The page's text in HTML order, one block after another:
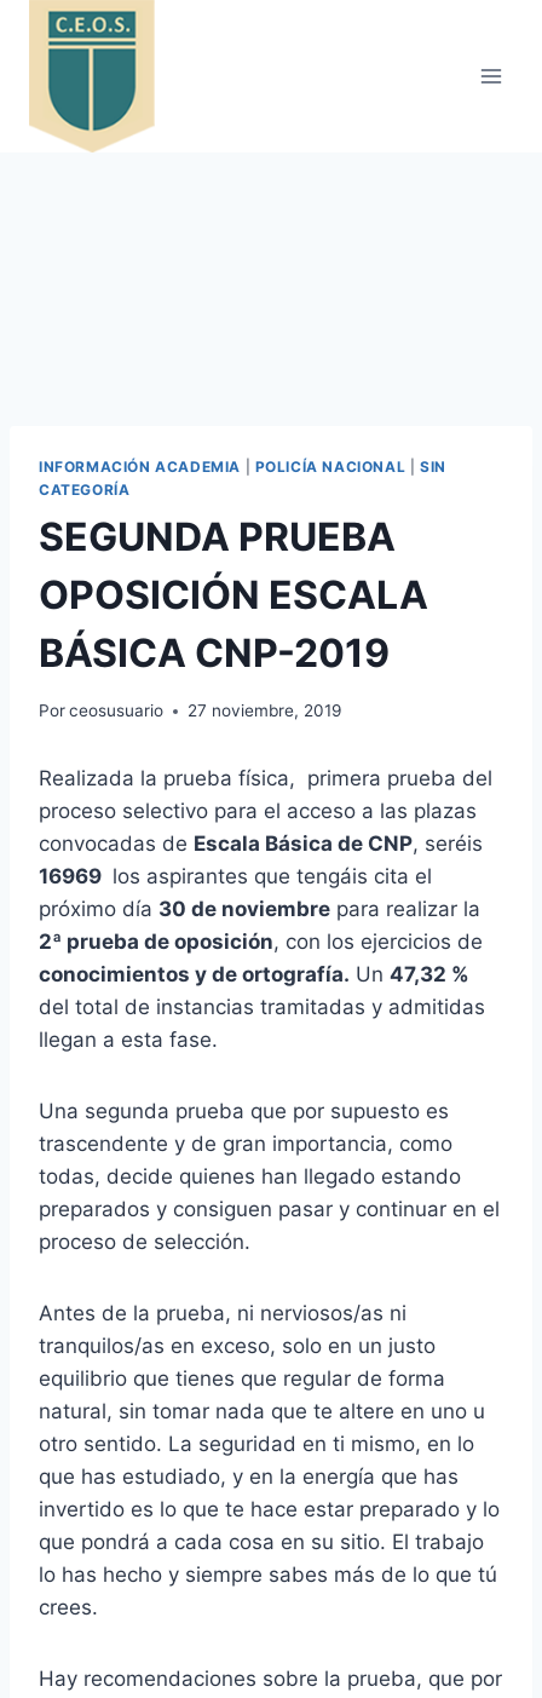
Saltar
INFORMACIÓN ACADEMIA POLICÍA NACIONAL |SIN
CATEGORÍA
SEGUNDA PRUEBA
OPOSICIÓN ESCALA
BÁSICA CNP-2019
Porceosusuario 27 noviembre, 2019
Realizada la prueba física, primera prueba del
proceso selectivo para el acceso a las plazas
convocadas de Escala Básica de CNP, seréis
16969 los aspirantes que tengáis cita el
próximo día 30 de noviembre para realizar la
2ª prueba de oposición, con los ejercicios de
conocimientos y de ortografía. Un 47,32 %
del total de instancias tramitadas y admitidas
llegan a esta fase.
Una segunda prueba que por supuesto es
trascendente y de gran importancia, como
todas, decide quienes han llegado estando
preparados y consiguen pasar y continuar en el
proceso de selección.
Antes de la prueba, ni nerviosos/as ni
tranquilos/as en exceso, solo en un justo
equilibrio que tienes que regular de forma
natural, sin tomar nada que te altere en uno u
otro sentido. La seguridad en ti mismo, en lo
que has estudiado, y en la energía que has
invertido es lo que te hace estar preparado y lo
que pondrá a cada cosa en su sitio. El trabajo
lo has hecho y siempre sabes más de lo que tú
crees.
Hay recomendaciones sobre la prueba, que por